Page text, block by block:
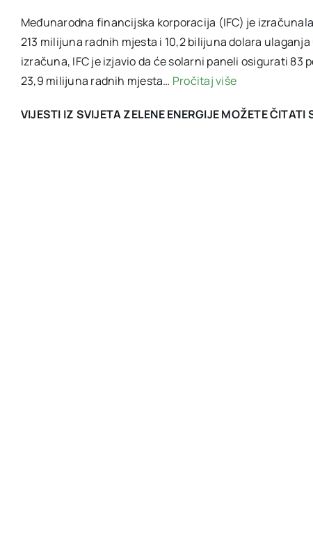
Međunarodna financijska korporacija (IFC) je
213 milijuna radnih mjesta i 10,2 bilijuna dolara
izračuna, IFC je izjavio da će solarni paneli osigurati
23,9 milijuna radnih mjesta… Pročitaj više
VIJESTI IZ SVIJETA ZELENE ENERGIJE MOŽETE